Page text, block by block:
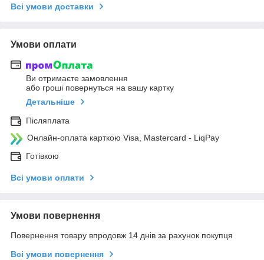
Всі умови доставки
Умови оплати
Ви отримаєте замовлення
або гроші повернуться на вашу картку
Детальніше
Післяплата
Онлайн-оплата карткою Visa, Mastercard - LiqPay
Готівкою
Всі умови оплати
Умови повернення
Повернення товару впродовж 14 днів за рахунок покупця
Всі умови повернення